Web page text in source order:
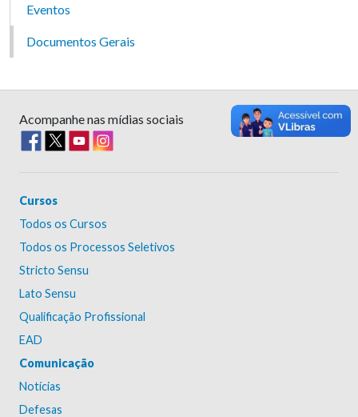
Eventos
Documentos Gerais
Acompanhe nas mídias sociais
Cursos
Todos os Cursos
Todos os Processos Seletivos
Stricto Sensu
Lato Sensu
Qualificação Profissional
EAD
Comunicação
Notícias
Defesas